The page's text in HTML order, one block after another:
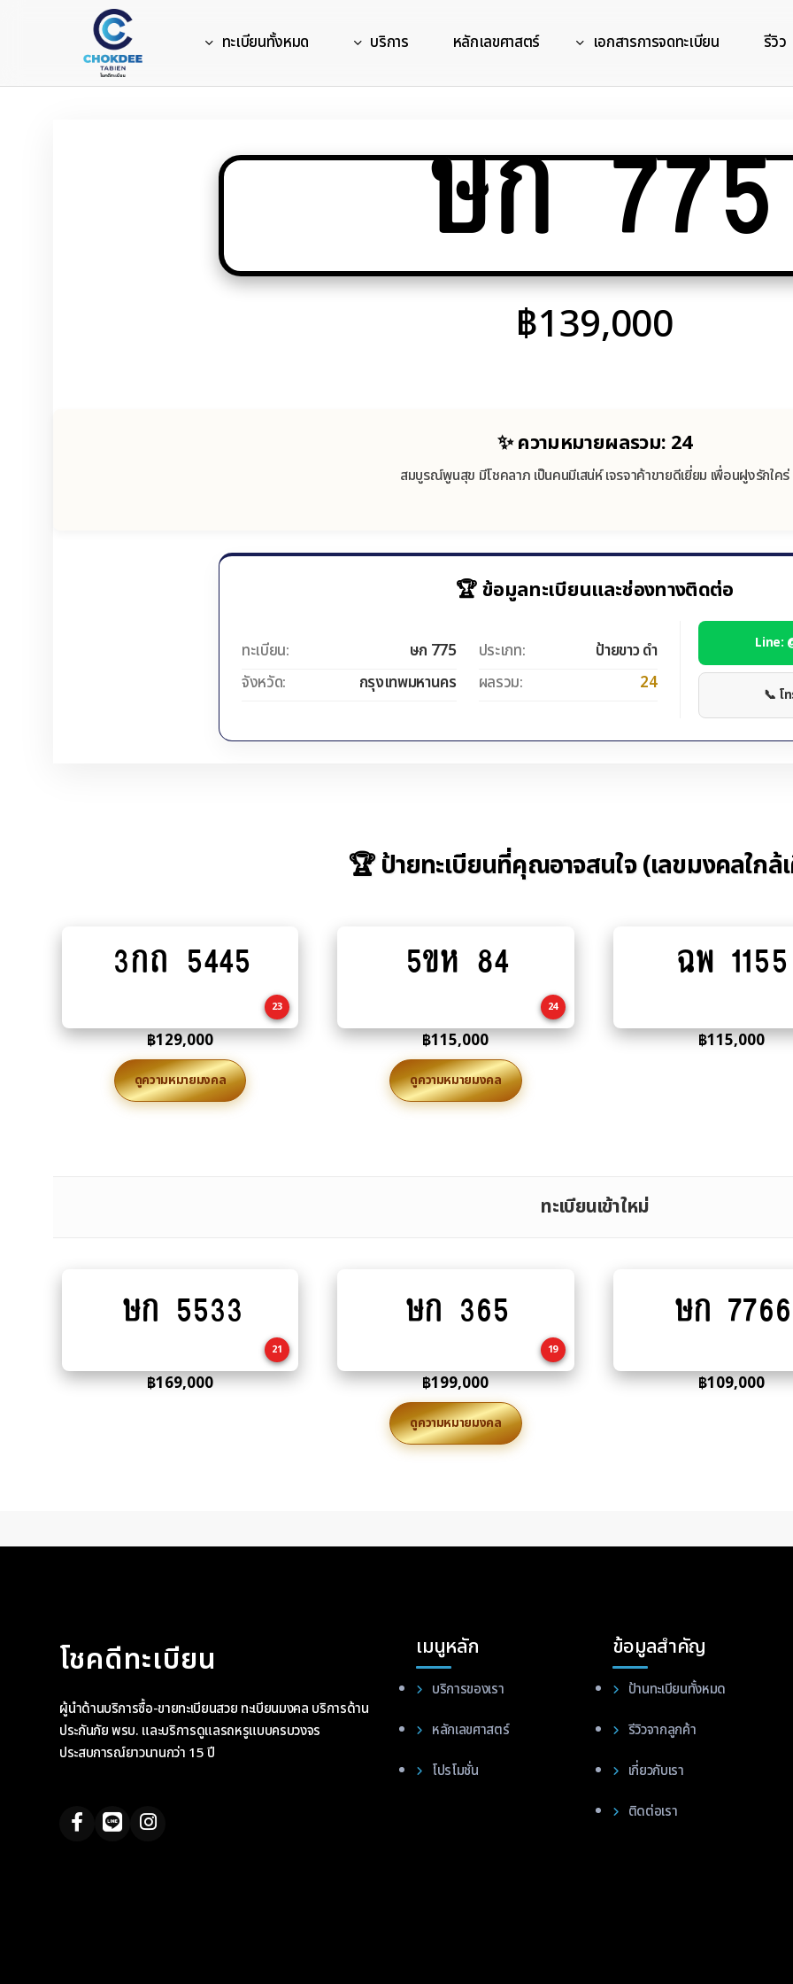
content
ทะเบียนทั้งหมด บริการ หลักเลขศาสตร์ เอกสารการจดทะเบียน รีวิว
ษก 775
฿139,000
✨ ความหมายผลรวม: 24
สมบูรณ์พูนสุข มีโชคลาภ เป็นคนมีเสน่ห์ เจรจาค้าขายดีเยี่ยม เพื่อนฝูงรักใคร่
🏆 ข้อมูลทะเบียนและช่องทางติดต่อ
ทะเบียน:
ษก 775
จังหวัด:
กรุงเทพมหานคร
ประเภท:
ป้ายขาว ดำ
ผลรวม:
24
Line:
📞 โ
🏆 ป้ายทะเบียนที่คุณอาจสนใจ (เลขมงคลใกล้
Add
to
3กถ 5445
23
฿129,000
ดูความหมายมงคล
Add
to
5ขห 84
24
฿115,000
ดูความหมายมงคล
Add
to
ฉพ 1155
฿115,000
ทะเบียนเข้าใหม่
to
ษก 5533
21
฿169,000
to
ษก 365
19
฿199,000
ดูความหมายมงคล
to
ษก 7766
฿109,000
โชคดีทะเบียน
ผู้นำด้านบริการซื้อ-ขายทะเบียนสวย ทะเบียนมงคล บริการด้าน
ประกันภัย พรบ. และบริการดูแลรถหรูแบบครบวงจร
ประสบการณ์ยาวนานกว่า 15 ปี
เมนูหลัก
บริการของเรา
หลักเลขศาสตร์
โปรโมชั่น
ข้อมูลสำคัญ
ป้านทะเบียนทั้งหมด
รีวิวจากลูกค้า
เกี่ยวกับเรา
ติดต่อเรา